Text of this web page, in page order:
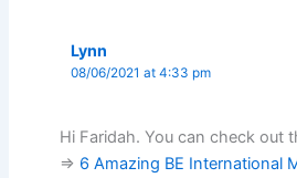
Lynn
08/06/2021 at 4:33 pm
Hi Faridah. You can check out
=> 6 Amazing BE International